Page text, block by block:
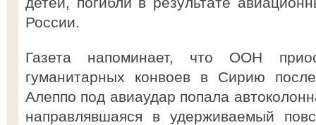
России.
Газета напоминает, что ООН
гуманитарных конвоев в Сирию
Алеппо под авиаудар попала
направлявшаяся в удерживаемый